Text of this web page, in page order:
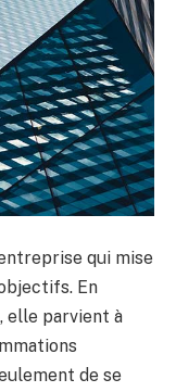
qui mise
En
elle parvient à
de se